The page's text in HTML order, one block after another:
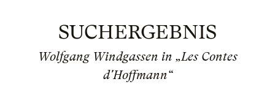
SUCHERGEBNIS
Wolfgang Windgassen in „Les Contes
d'Hoffmann“